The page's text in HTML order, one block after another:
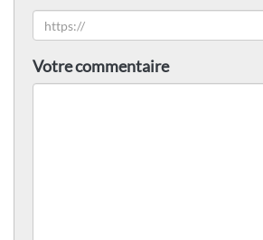
Votre commentaire